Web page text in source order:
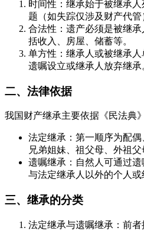
时间性：继承始于被继承
题（如失踪仅涉及财产代管
合法性：遗产必须是被继
括收入、房屋、储蓄等。
单方性：继承人或被继承
遗嘱设立或继承人放弃继承
二、法律依据
我国财产继承主要依据《民法典
法定继承：第一顺序为配
兄弟姐妹、祖父母、外祖父
遗嘱继承：自然人可通过
与法定继承人以外的个人或
三、继承的分类
法定继承与遗嘱继承：前